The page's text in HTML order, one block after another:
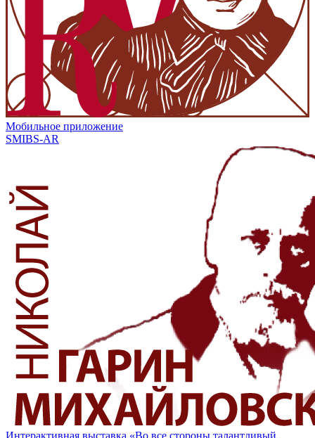
Мобильное приложение
SMIBS-AR
Интерактивная выставка «Во все стороны талантливый